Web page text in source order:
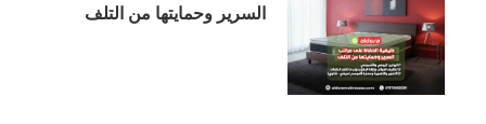
السرير وحمايتها من التلف